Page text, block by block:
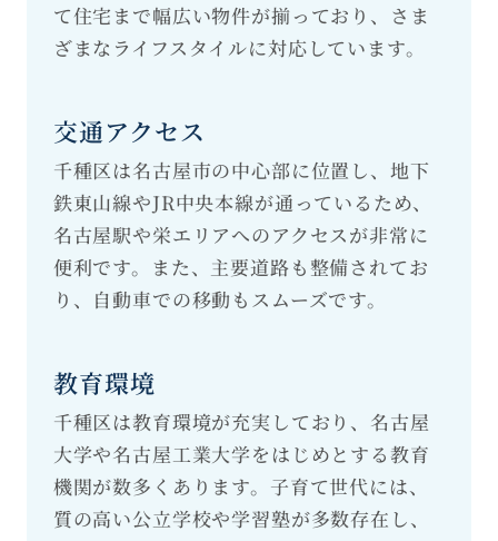
て住宅まで幅広い物件が揃っており、さま
ざまなライフスタイルに対応しています。
交通アクセス
千種区は名古屋市の中心部に位置し、地下
鉄東山線やJR中央本線が通っているため、
名古屋駅や栄エリアへのアクセスが非常に
便利です。また、主要道路も整備されてお
り、自動車での移動もスムーズです。
教育環境
千種区は教育環境が充実しており、名古屋
大学や名古屋工業大学をはじめとする教育
機関が数多くあります。子育て世代には、
質の高い公立学校や学習塾が多数存在し、